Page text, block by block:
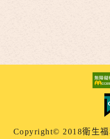
Copyright© 2018衛生